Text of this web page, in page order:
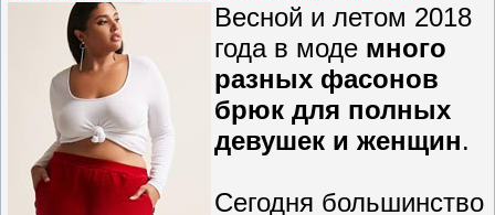
Весной и летом 2018
года в моде много
разных фасонов
брюк для полных
девушек и женщин.
Сегодня большинство